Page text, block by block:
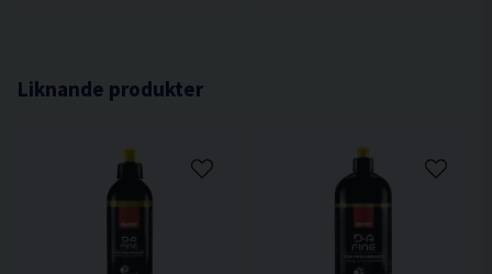
Liknande produkter